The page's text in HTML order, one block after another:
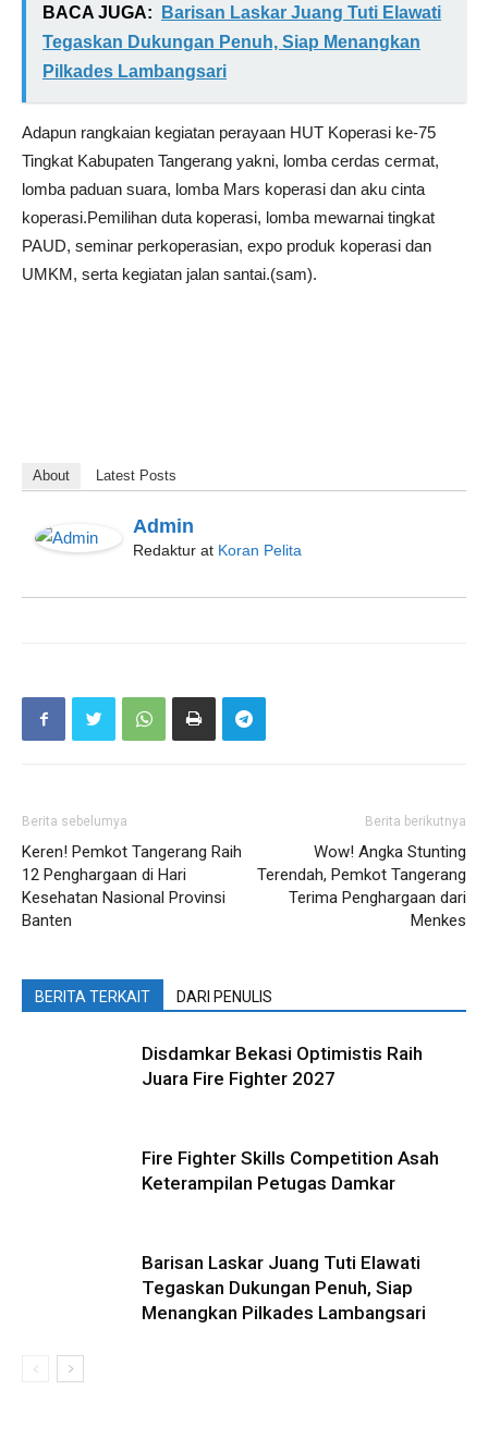
BACA JUGA:
Barisan Laskar Juang Tuti Elawati
Tegaskan Dukungan Penuh, Siap Menangkan
Pilkades Lambangsari
Adapun rangkaian kegiatan perayaan HUT Koperasi ke-75
Tingkat Kabupaten Tangerang yakni, lomba cerdas cermat,
lomba paduan suara, lomba Mars koperasi dan aku cinta
koperasi.Pemilihan duta koperasi, lomba mewarnai tingkat
PAUD, seminar perkoperasian, expo produk koperasi dan
UMKM, serta kegiatan jalan santai.(sam).
About Latest Posts
Admin
Redaktur at Koran Pelita
Berita sebelumya
Keren! Pemkot Tangerang Raih
12 Penghargaan di Hari
Kesehatan Nasional Provinsi
Banten
Berita berikutnya
Wow! Angka Stunting
Terendah, Pemkot Tangerang
Terima Penghargaan dari
Menkes
BERITA TERKAIT DARI PENULIS
Disdamkar Bekasi Optimistis Raih
Juara Fire Fighter 2027
Fire Fighter Skills Competition Asah
Keterampilan Petugas Damkar
Barisan Laskar Juang Tuti Elawati
Tegaskan Dukungan Penuh, Siap
Menangkan Pilkades Lambangsari